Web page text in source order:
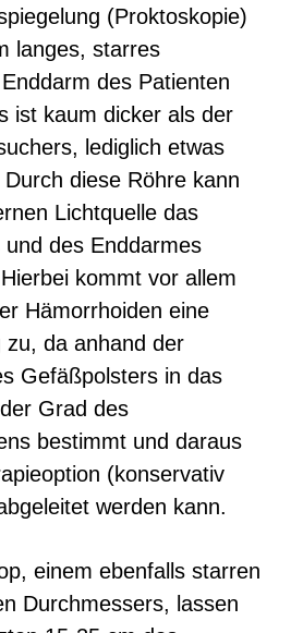
(Proktoskopie)
langes, starres
des Patienten
ist kaum dicker als der
lediglich etwas
diese Röhre kann
Lichtquelle das
des Enddarmes
kommt vor allem
Hämorrhoiden eine
da anhand der
Gefäßpolsters in das
Grad des
bestimmt und daraus
(konservativ
werden kann.
einem ebenfalls starren
Durchmessers, lassen